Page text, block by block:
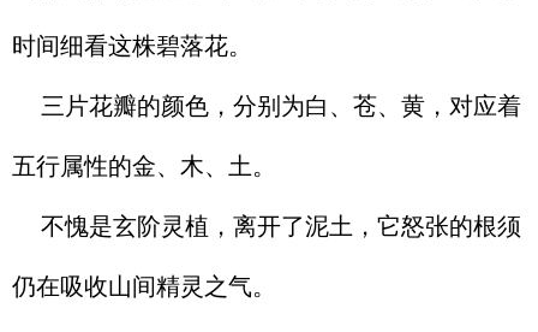
时间细看这株碧落花。
三片花瓣的颜色，分别为白、苍、黄，对应着
五行属性的金、木、土。
不愧是玄阶灵植，离开了泥土，它怒张的根须
仍在吸收山间精灵之气。